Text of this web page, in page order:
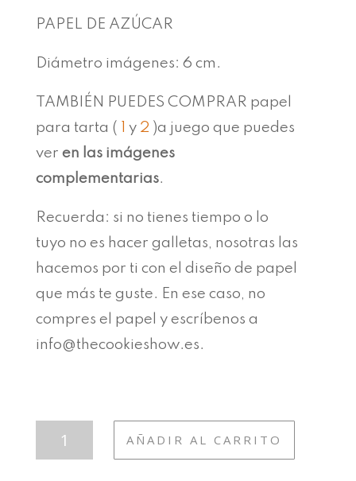
PAPEL DE AZÚCAR
Diámetro imágenes: 6 cm.
TAMBIÉN PUEDES COMPRAR papel
para tarta (
y 2 )a juego que puedes
ver en las imágenes
complementarias.
Recuerda: si no tienes tiempo o lo
tuyo no es hacer galletas, nosotras las
hacemos por ti con el diseño de papel
que más te guste. En ese caso, no
compres el papel y escríbenos a
info@thecookieshow.es.
AÑADIR AL CARRITO